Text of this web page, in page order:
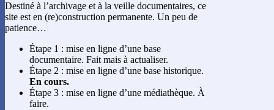
Destiné à l’archivage et à la veille documentaires, ce
site est en (re)construction permanente. Un peu de
patience…
Étape 1 : mise en ligne d’une base
documentaire. Fait mais à actualiser.
Étape 2 : mise en ligne d’une base historique.
En cours.
Étape 3 : mise en ligne d’une médiathèque. À
faire.